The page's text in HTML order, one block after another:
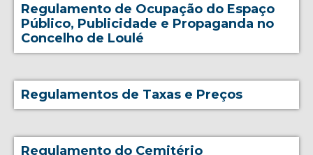
Regulamento de Ocupação do Espaço
Público, Publicidade e Propaganda no
Concelho de Loulé
Regulamentos de Taxas e Preços
Regulamento do Cemitério